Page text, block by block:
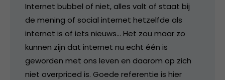
Internet bubbel of niet, alles valt of staat bij
de mening of social internet hetzelfde als
internet is of iets nieuws… Het zou maar zo
kunnen zijn dat internet nu echt één is
geworden met ons leven en daarom op zich
niet overpriced is. Goede referentie is hier